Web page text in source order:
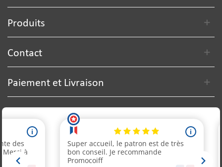
Produits
Contact
Paiement et Livraison